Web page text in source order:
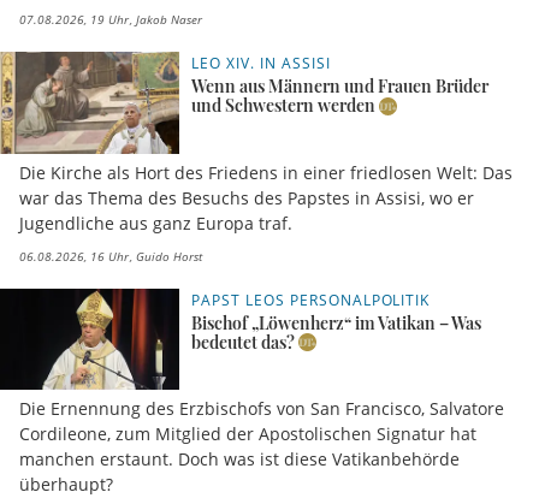
07.08.2026, 19 Uhr Jakob Naser
LEO XIV. IN ASSISI
Wenn aus Männern und Frauen Brüder
und Schwestern werden
Die Kirche als Hort des Friedens in einer friedlosen Welt: Das
war das Thema des Besuchs des Papstes in Assisi, wo er
Jugendliche aus ganz Europa traf.
06.08.2026, 16 Uhr Guido Horst
PAPST LEOS PERSONALPOLITIK
Bischof „Löwenherz“ im Vatikan – Was
bedeutet das?
Die Ernennung des Erzbischofs von San Francisco, Salvatore
Cordileone, zum Mitglied der Apostolischen Signatur hat
manchen erstaunt. Doch was ist diese Vatikanbehörde
überhaupt?